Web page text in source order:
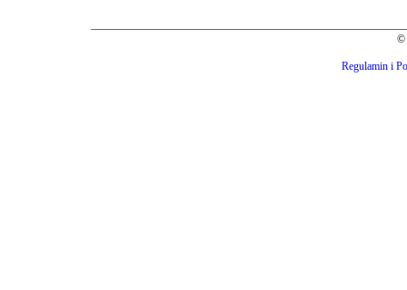
©
Regulamin i